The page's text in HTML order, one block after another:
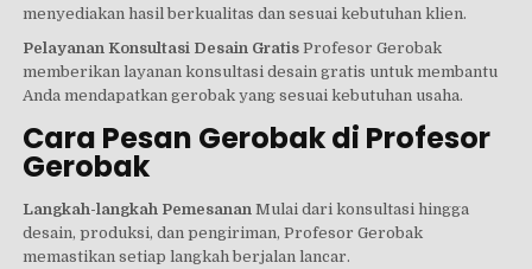
menyediakan hasil berkualitas dan sesuai kebutuhan klien.
Pelayanan Konsultasi Desain Gratis Profesor Gerobak
memberikan layanan konsultasi desain gratis untuk membantu
Anda mendapatkan gerobak yang sesuai kebutuhan usaha.
Cara Pesan Gerobak di Profesor
Gerobak
Langkah-langkah Pemesanan Mulai dari konsultasi hingga
desain, produksi, dan pengiriman, Profesor Gerobak
memastikan setiap langkah berjalan lancar.